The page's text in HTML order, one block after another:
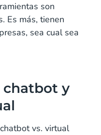
son
Es más, tienen
sea cual sea
chatbot y
vs. virtual